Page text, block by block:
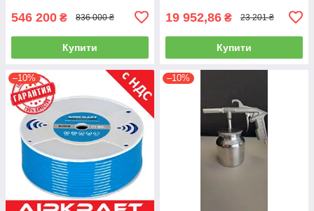
546 200 ₴ 836 000 ₴
Купити
19 952,86 ₴ 23 201 ₴
Купити
–10% –10%